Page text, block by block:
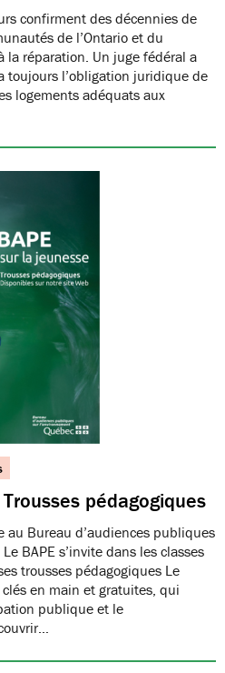
confirment des décennies de
de l’Ontario et du
la réparation. Un juge fédéral a
toujours l’obligation juridique de
logements adéquats aux
pédagogiques
au Bureau d’audiences publiques
BAPE s’invite dans les classes
trousses pédagogiques Le
clés en main et gratuites, qui
publique et le